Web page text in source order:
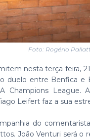
Foto: Rogério
nesta terça-feira,
o duelo entre Benfica
Champions League.
Leifert faz a sua
do
João Venturi será o